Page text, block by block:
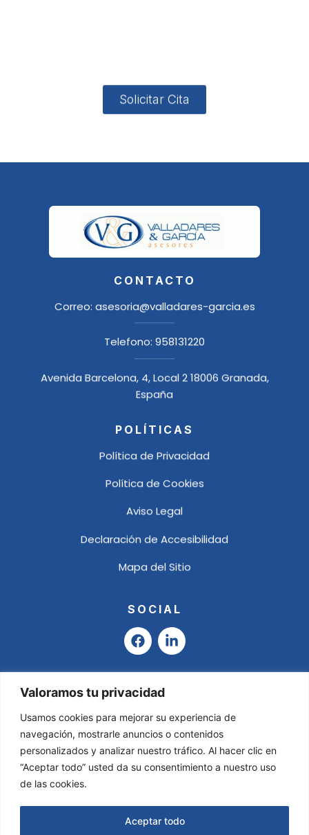
Valoramos tu privacidad
Usamos cookies para mejorar su experiencia de
navegación, mostrarle anuncios o contenidos
personalizados y analizar nuestro tráfico. Al hacer clic en
“Aceptar todo” usted da su consentimiento a nuestro uso
de las cookies.
Aceptar todo
Solicitar Cita
CONTACTO
Correo: asesoria@valladares-garcia.es
Telefono: 958131220
Avenida Barcelona, 4, Local 2 18006 Granada,
España
POLÍTICAS
Política de Privacidad
Política de Cookies
Aviso Legal
Declaración de Accesibilidad
Mapa del Sitio
SOCIAL
F
a
e
b
o
o
k
L
i
k
i
n
-
i
n